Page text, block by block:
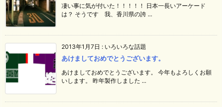
凄い事に気が付いた！！！！！ 日本一長いアーケード
は？ そうです 我、香川県の誇 ...
2013年1月7日 : いろいろな話題
あけましておめでとうございます。
あけましておめでとうございます。 今年もよろしくお願
いします。 昨年製作しました ...